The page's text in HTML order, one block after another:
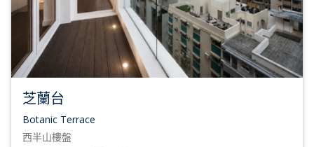
芝蘭台
Botanic Terrace
西半山樓盤